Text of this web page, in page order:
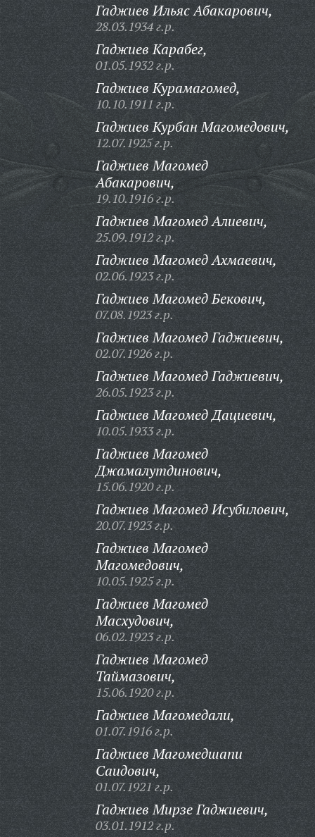
Гаджиев Ильяс Абакарович,
28.03.1934 г.р.
Гаджиев Карабег,
01.05.1932 г.р.
Гаджиев Курамагомед,
10.10.1911 г.р.
Гаджиев Курбан Магомедович,
12.07.1925 г.р.
Гаджиев Магомед
Абакарович,
19.10.1916 г.р.
Гаджиев Магомед Алиевич,
25.09.1912 г.р.
Гаджиев Магомед Ахмаевич,
02.06.1923 г.р.
Гаджиев Магомед Бекович,
07.08.1923 г.р.
Гаджиев Магомед Гаджиевич,
02.07.1926 г.р.
Гаджиев Магомед Гаджиевич,
26.05.1923 г.р.
Гаджиев Магомед Дациевич,
10.05.1933 г.р.
Гаджиев Магомед
Джамалутдинович,
15.06.1920 г.р.
Гаджиев Магомед Исубилович,
20.07.1923 г.р.
Гаджиев Магомед
Магомедович,
10.05.1925 г.р.
Гаджиев Магомед
Масхудович,
06.02.1923 г.р.
Гаджиев Магомед
Таймазович,
15.06.1920 г.р.
Гаджиев Магомедали,
01.07.1916 г.р.
Гаджиев Магомедшапи
Саидович,
01.07.1921 г.р.
Гаджиев Мирзе Гаджиевич,
03.01.1912 г.р.